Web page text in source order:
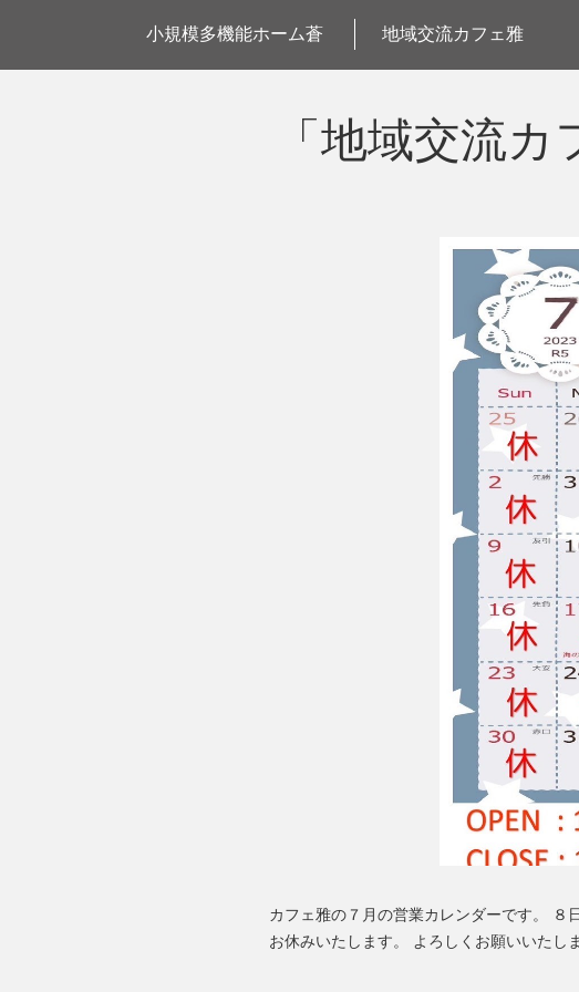
小規模多機能ホーム蒼 地域交流カフェ雅
「地域交流
カフェ雅の７月の営業カレンダーです。 ８
お休みいたします。 よろしくお願いいたし